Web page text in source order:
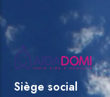
Siège social